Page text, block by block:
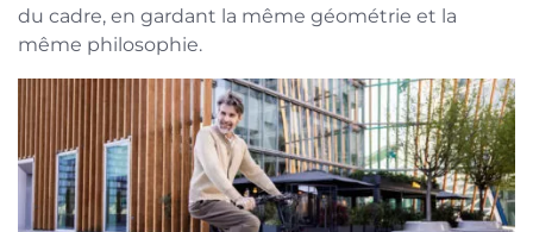
du cadre, en gardant la même géométrie et la
même philosophie.